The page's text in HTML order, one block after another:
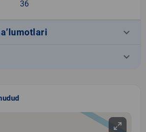
36
keyboard_arrow_down
keyboard_arrow_down